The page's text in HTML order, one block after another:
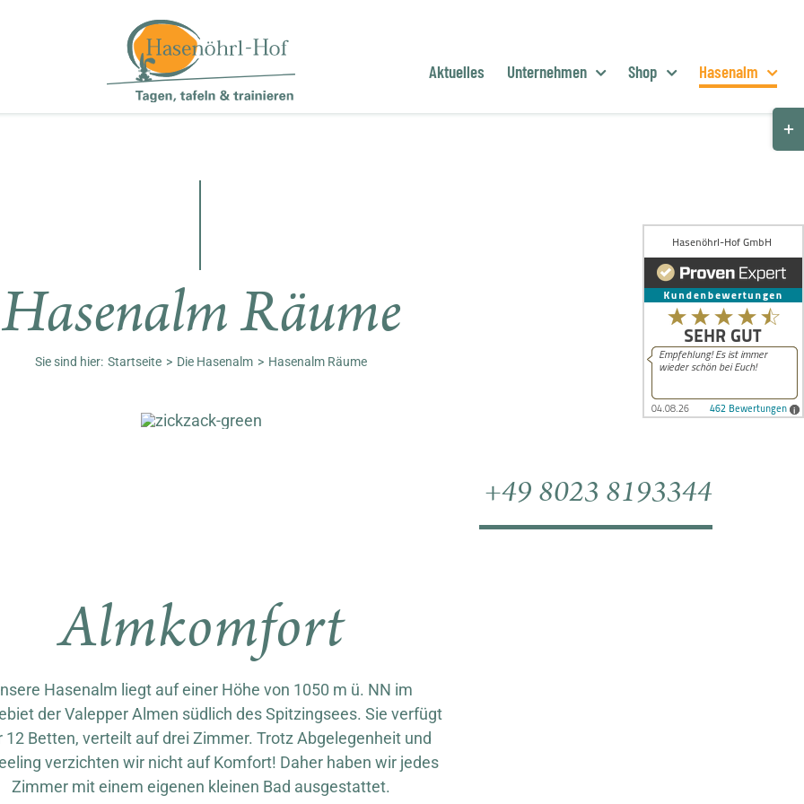
Aktuelles Unternehmen Shop Hasenalm
Hasenalm Räume
Sie sind hier: Startseite Die Hasenalm Hasenalm Räume
+49 8023 8193344
Almkomfort
Hasenalm liegt auf einer Höhe von 1050 m ü. NN im
der Valepper Almen südlich des Spitzingsees. Sie verfügt
12 Betten, verteilt auf drei Zimmer. Trotz Abgelegenheit und
verzichten wir nicht auf Komfort! Daher haben wir jedes
Zimmer mit einem eigenen kleinen Bad ausgestattet.